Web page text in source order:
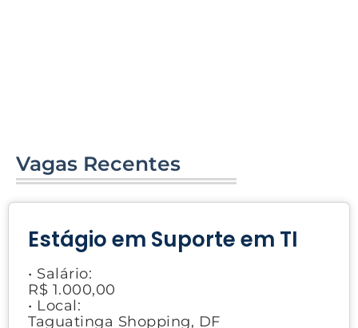
Vagas Recentes
Estágio em Suporte em TI
• Salário:
R$ 1.000,00
• Local:
Taguatinga Shopping, DF